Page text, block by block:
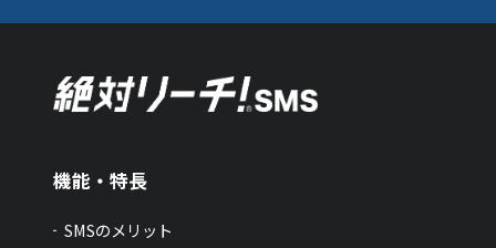
機能・特長
SMSのメリット